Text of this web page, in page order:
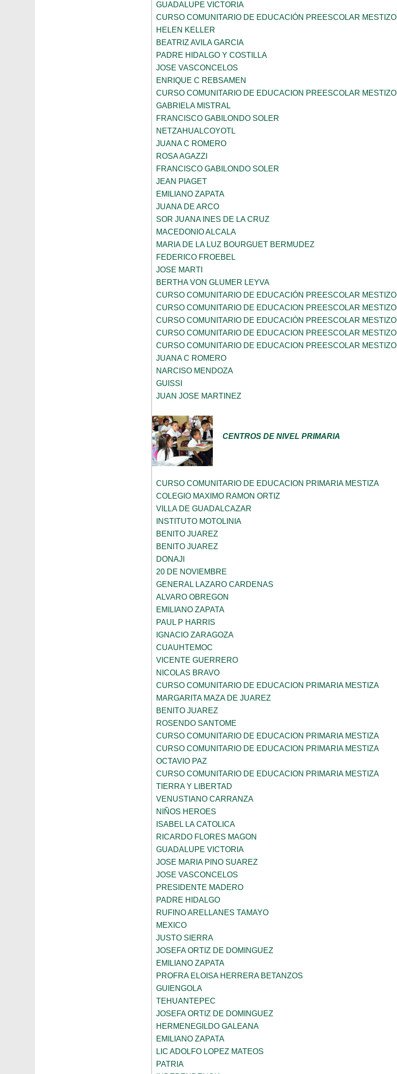
GUADALUPE VICTORIA
CURSO COMUNITARIO DE EDUCACIÓN PREESCOLAR MESTIZO
HELEN KELLER
BEATRIZ AVILA GARCIA
PADRE HIDALGO Y COSTILLA
JOSE VASCONCELOS
ENRIQUE C REBSAMEN
CURSO COMUNITARIO DE EDUCACION PREESCOLAR MESTIZO
GABRIELA MISTRAL
FRANCISCO GABILONDO SOLER
NETZAHUALCOYOTL
JUANA C ROMERO
ROSA AGAZZI
FRANCISCO GABILONDO SOLER
JEAN PIAGET
EMILIANO ZAPATA
JUANA DE ARCO
SOR JUANA INES DE LA CRUZ
MACEDONIO ALCALA
MARIA DE LA LUZ BOURGUET BERMUDEZ
FEDERICO FROEBEL
JOSE MARTI
BERTHA VON GLUMER LEYVA
CURSO COMUNITARIO DE EDUCACIÓN PREESCOLAR MESTIZO
CURSO COMUNITARIO DE EDUCACION PREESCOLAR MESTIZO
CURSO COMUNITARIO DE EDUCACIÓN PREESCOLAR MESTIZO
CURSO COMUNITARIO DE EDUCACION PREESCOLAR MESTIZO
CURSO COMUNITARIO DE EDUCACION PREESCOLAR MESTIZO
JUANA C ROMERO
NARCISO MENDOZA
GUISSI
JUAN JOSE MARTINEZ
CENTROS DE NIVEL PRIMARIA
CURSO COMUNITARIO DE EDUCACION PRIMARIA MESTIZA
COLEGIO MAXIMO RAMON ORTIZ
VILLA DE GUADALCAZAR
INSTITUTO MOTOLINIA
BENITO JUAREZ
BENITO JUAREZ
DONAJI
20 DE NOVIEMBRE
GENERAL LAZARO CARDENAS
ALVARO OBREGON
EMILIANO ZAPATA
PAUL P HARRIS
IGNACIO ZARAGOZA
CUAUHTEMOC
VICENTE GUERRERO
NICOLAS BRAVO
CURSO COMUNITARIO DE EDUCACION PRIMARIA MESTIZA
MARGARITA MAZA DE JUAREZ
BENITO JUAREZ
ROSENDO SANTOME
CURSO COMUNITARIO DE EDUCACION PRIMARIA MESTIZA
CURSO COMUNITARIO DE EDUCACION PRIMARIA MESTIZA
OCTAVIO PAZ
CURSO COMUNITARIO DE EDUCACION PRIMARIA MESTIZA
TIERRA Y LIBERTAD
VENUSTIANO CARRANZA
NIÑOS HEROES
ISABEL LA CATOLICA
RICARDO FLORES MAGON
GUADALUPE VICTORIA
JOSE MARIA PINO SUAREZ
JOSE VASCONCELOS
PRESIDENTE MADERO
PADRE HIDALGO
RUFINO ARELLANES TAMAYO
MEXICO
JUSTO SIERRA
JOSEFA ORTIZ DE DOMINGUEZ
EMILIANO ZAPATA
PROFRA ELOISA HERRERA BETANZOS
GUIENGOLA
TEHUANTEPEC
JOSEFA ORTIZ DE DOMINGUEZ
HERMENEGILDO GALEANA
EMILIANO ZAPATA
LIC ADOLFO LOPEZ MATEOS
PATRIA